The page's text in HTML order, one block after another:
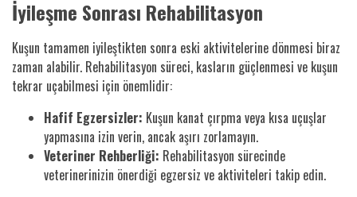
İyileşme Sonrası Rehabilitasyon
Kuşun tamamen iyileştikten sonra eski aktivitelerine dönmesi biraz
zaman alabilir. Rehabilitasyon süreci, kasların güçlenmesi ve kuşun
tekrar uçabilmesi için önemlidir:
Hafif Egzersizler: Kuşun kanat çırpma veya kısa uçuşlar
yapmasına izin verin, ancak aşırı zorlamayın.
Veteriner Rehberliği: Rehabilitasyon sürecinde
veterinerinizin önerdiği egzersiz ve aktiviteleri takip edin.